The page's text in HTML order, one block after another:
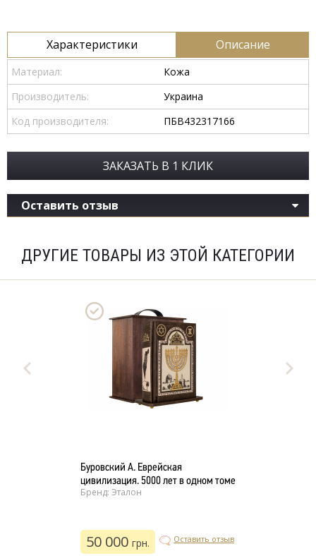
Характеристики Описание
Материал:
Кожа
Производитель:
Украина
Код производителя:
ПБВ432317166
ЗАКАЗАТЬ В 1 КЛИК
Оставить отзыв
ДРУГИЕ ТОВАРЫ ИЗ ЭТОЙ КАТЕГОРИИ
Буровский А. Еврейская
цивилизация. 5000 лет в одном томе
Бренд: Эталон
50 000 грн. Оставить отзыв